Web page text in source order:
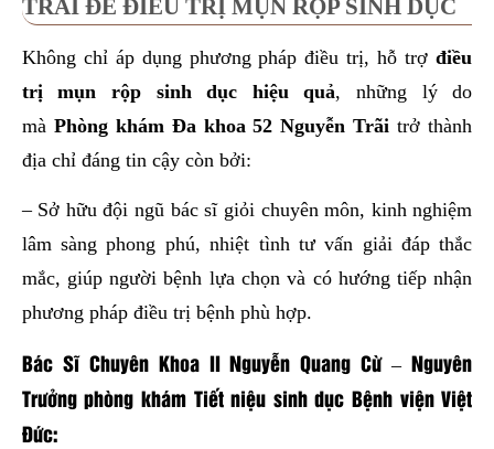
TRÃI ĐỂ ĐIỀU TRỊ MỤN RỘP SINH DỤC
Không chỉ áp dụng phương pháp điều trị, hỗ trợđiều
trị mụn rộp sinh dục hiệu quả, những lý do
mà Phòng khám Đa khoa 52 Nguyễn Trãi trở thành
địa chỉ đáng tin cậy còn bởi:
– Sở hữu đội ngũ bác sĩ giỏi chuyên môn, kinh nghiệm
lâm sàng phong phú, nhiệt tình tư vấn giải đáp thắc
mắc, giúp người bệnh lựa chọn và có hướng tiếp nhận
phương pháp điều trị bệnh phù hợp.
Bác Sĩ Chuyên Khoa II Nguyễn Quang Cừ – Nguyên
Trưởng phòng khám Tiết niệu sinh dục Bệnh viện Việt
Đức: